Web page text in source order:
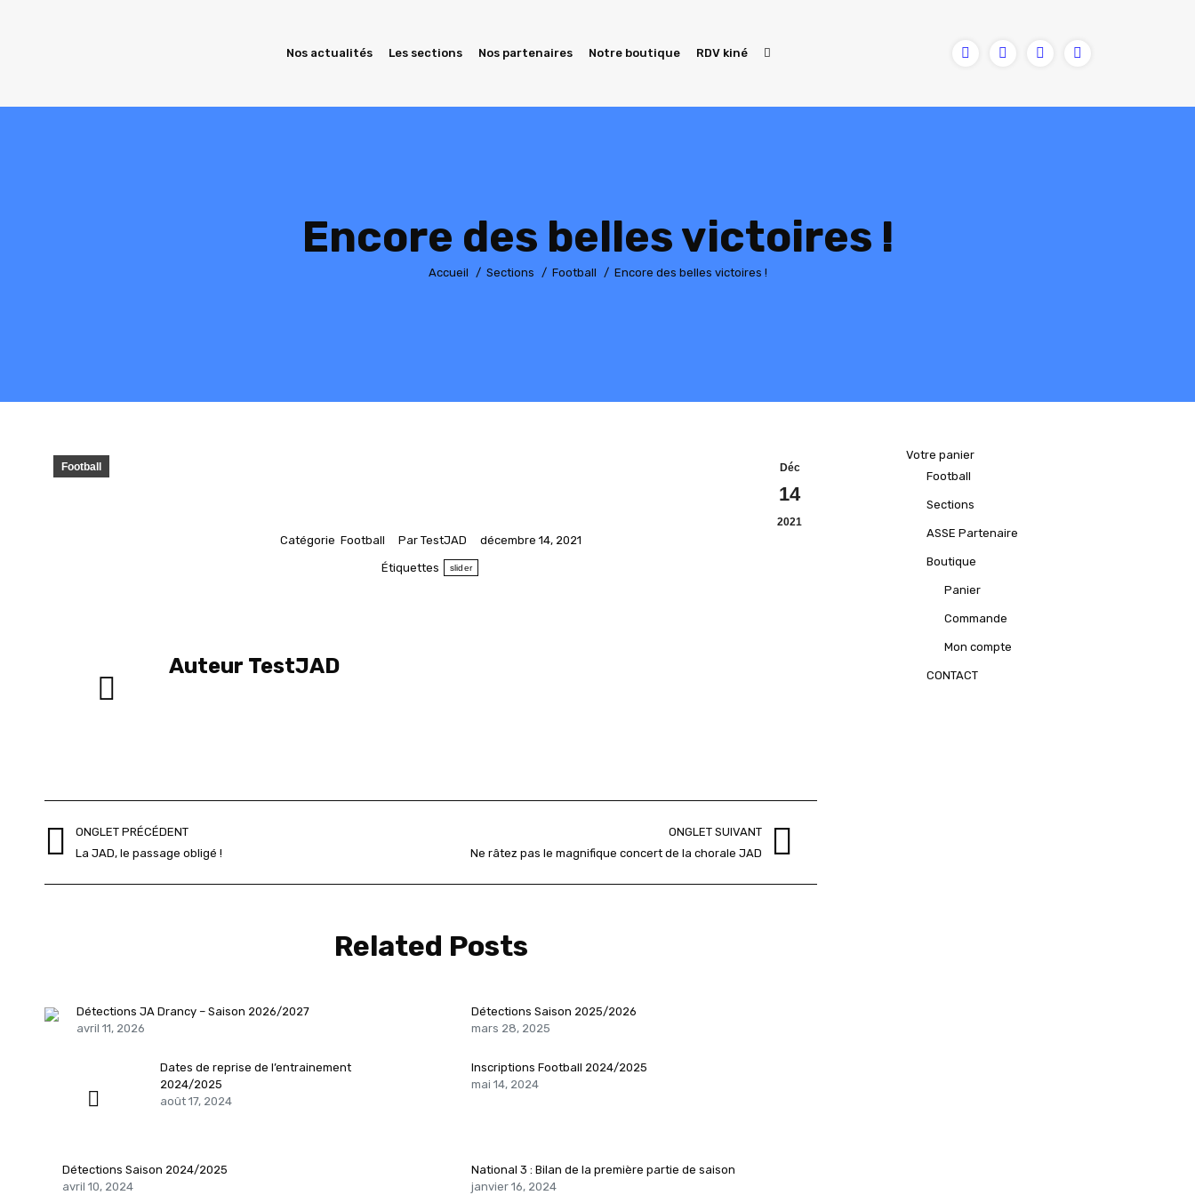
Nos actualités Les sections Nos partenaires Notre boutique RDV kiné
Encore des belles victoires !
Vous êtes ici :
Accueil Sections Football Encore des belles victoires !
Déc
14
2021
Football
Catégorie Football Par TestJAD décembre 14, 2021
Étiquettes slider
Auteur TestJAD
Navigation
de
ONGLET PRÉCÉDENT
Onglet
La JAD, le passage obligé !
ONGLET SUIVANT
OngletNe râtez pas le magnifique concert de la chorale JAD
Related Posts
Détections JA Drancy – Saison 2026/2027
avril 11, 2026
Détections Saison 2025/2026
mars 28, 2025
Dates de reprise de l’entrainement
2024/2025
août 17, 2024
Inscriptions Football 2024/2025
mai 14, 2024
Détections Saison 2024/2025
avril 10, 2024
National 3 : Bilan de la première partie de saison
janvier 16, 2024
Votre panier
Football
Sections
ASSE Partenaire
Boutique
Panier
Commande
Mon compte
CONTACT